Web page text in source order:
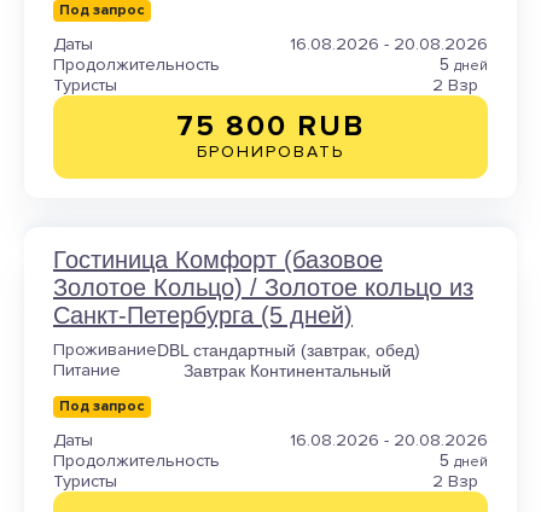
Под запрос
Даты
16.08.2026 - 20.08.2026
Продолжительность
5 дней
Туристы 2 Взр
75 800 RUB
БРОНИРОВАТЬ
Гостиница Комфорт (базовое
Золотое Кольцо) / Золотое кольцо из
Санкт-Петербурга (5 дней)
ПроживаниеDBL стандартный (завтрак, обед)
Питание Завтрак Континентальный
Под запрос
Даты
16.08.2026 - 20.08.2026
Продолжительность
5 дней
Туристы 2 Взр